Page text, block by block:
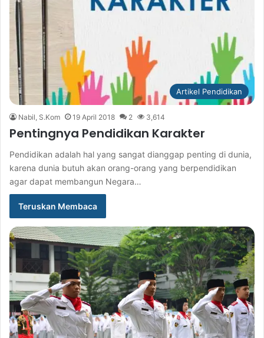
Artikel Pendidikan
Nabil, S.Kom 19 April 2018 2 3,614
Pentingnya Pendidikan Karakter
Pendidikan adalah hal yang sangat dianggap penting di dunia,
karena dunia butuh akan orang-orang yang berpendidikan
agar dapat membangun Negara…
Teruskan Membaca